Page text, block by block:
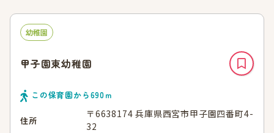
幼稚園
甲子園東幼稚園
この保育園から690ｍ
住所
〒6638174 兵庫県西宮市甲子園四番町4-
32